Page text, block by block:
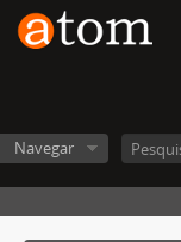
Navegar